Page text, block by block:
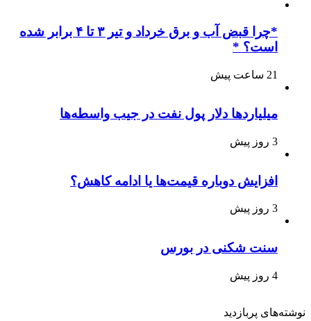
*چرا قبض آب و برق خرداد و تیر ۳ تا ۴ برابر شده
است؟ *
21 ساعت پیش
میلیاردها دلار پول نفت در جیب واسطه‌ها
3 روز پیش
افزایش دوباره قیمت‌ها یا ادامه کاهش؟
3 روز پیش
سنت شکنی در بورس
4 روز پیش
نوشته‌های پربازدید